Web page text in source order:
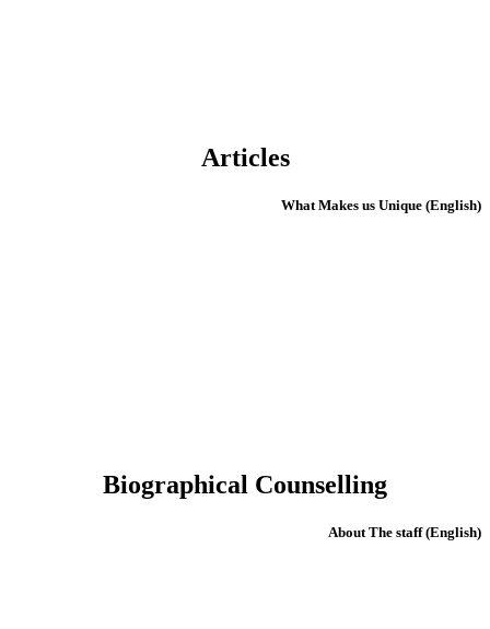
Articles
(English) What Makes us Unique
Biographical Counselling
(English) About The staff